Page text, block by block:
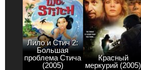
Лило и Стич 2:
Большая
проблема Стича
(2005)
Красный
меркурий (2005)